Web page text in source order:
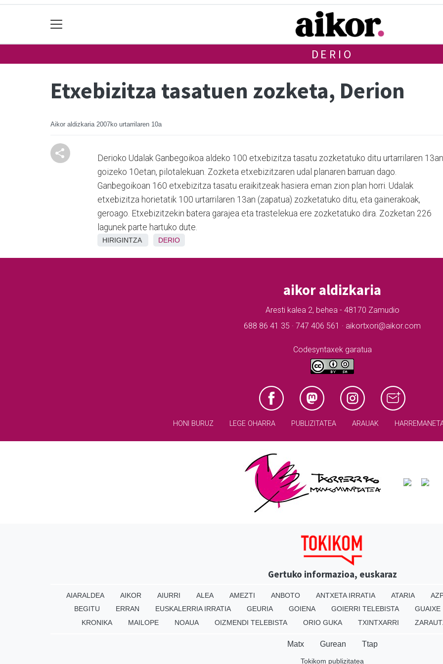
DERIO
Etxebizitza tasatuen zozketa, Derion
Aikor aldizkaria 2007ko urtarrilaren 10a
Derioko Udalak Ganbegoikoa aldeko 100 etxebizitza tasatu zozketatuko ditu urtarrilaren
goizeko 10etan, pilotalekuan. Zozketa etxebizitzaren udal planaren barruan dago.
Ganbegoikoan 160 etxebizitza tasatu eraikitzeak hasiera eman zion plan horri. Udalak
etxebizitza horietatik 100 urtarrilaren 13an (zapatua) zozketatuko ditu, eta gainerakoak,
geroago. Etxebizitzekin batera garajea eta trastelekua ere zozketatuko dira. Zozketan 226
lagunek parte hartuko dute.
HIRIGINTZA DERIO
aikor aldizkaria
Aresti kalea 2, behea - 48170 Zamudio
688 86 41 35 · 747 406 561 · aikortxori@aikor.com
Codesyntaxek garatua
HONI BURUZ LEGE OHARRA PUBLIZITATEA ARAUAK
Gertuko informazioa, euskaraz
AIARALDEA AIKOR AIURRI ALEA AMEZTI ANBOTO ANTXETA IRRATIA ATARIA
BEGITU
ERRAN EUSKALERRIA IRRATIA GEURIA GOIENA GOIERRI TELEBISTA GUAIXE
KRONIKA
MAILOPE NOAUA OIZMENDI TELEBISTA ORIO GUKA TXINTXARRI
Matx Gurean Ttap
Tokikom publizitatea